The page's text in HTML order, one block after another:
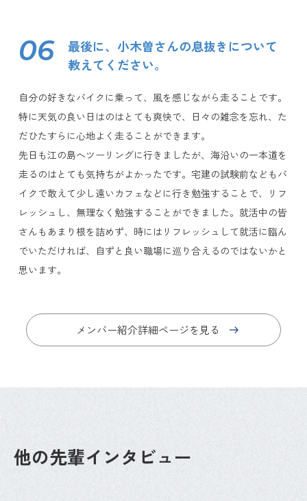
06
最後に、小木曽さんの息抜きについて
教えてください。
自分の好きなバイクに乗って、風を感じながら走ることです。
特に天気の良い日はのはとても爽快で、日々の雑念を忘れ、た
だひたすらに心地よく走ることができます。
先日も江の島へツーリングに行きましたが、海沿いの一本道を
走るのはとても気持ちがよかったです。宅建の試験前などもバ
イクで敢えて少し遠いカフェなどに行き勉強することで、リフ
レッシュし、無理なく勉強することができました。就活中の皆
さんもあまり根を詰めず、時にはリフレッシュして就活に臨ん
でいただければ、自ずと良い職場に巡り合えるのではないかと
思います。
メンバー紹介詳細ページを見る
他の先輩インタビュー